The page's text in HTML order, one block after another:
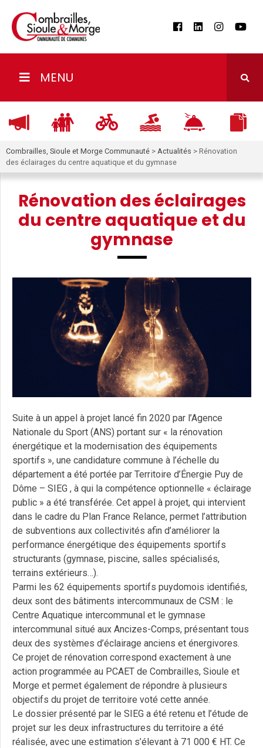
MENU
Combrailles, Sioule et Morge Communauté > Actualités > Rénovation
des éclairages du centre aquatique et du gymnase
Rénovation des éclairages
du centre aquatique et du
gymnase
Suite à un appel à projet lancé fin 2020 par l’Agence
Nationale du Sport (ANS) portant sur « la rénovation
énergétique et la modernisation des équipements
sportifs », une candidature commune à l’échelle du
département a été portée par Territoire d’Énergie Puy de
Dôme – SIEG , à qui la compétence optionnelle « éclairage
public » a été transférée. Cet appel à projet, qui intervient
dans le cadre du Plan France Relance, permet l’attribution
de subventions aux collectivités afin d’améliorer la
performance énergétique des équipements sportifs
structurants (gymnase, piscine, salles spécialisés,
terrains extérieurs…).
Parmi les 62 équipements sportifs puydomois identifiés,
deux sont des bâtiments intercommunaux de CSM : le
Centre Aquatique intercommunal et le gymnase
intercommunal situé aux Ancizes-Comps, présentant tous
deux des systèmes d’éclairage anciens et énergivores.
Ce projet de rénovation correspond exactement à une
action programmée au PCAET de Combrailles, Sioule et
Morge et permet également de répondre à plusieurs
objectifs du projet de territoire voté cette année.
Le dossier présenté par le SIEG a été retenu et l’étude de
projet sur les deux infrastructures du territoire a été
réalisée, avec une estimation s’élevant à 71 000 € HT. Ce